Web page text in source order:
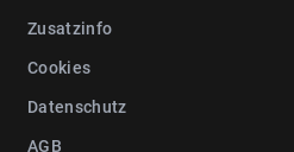
Zusatzinfo
Cookies
Datenschutz
AGB